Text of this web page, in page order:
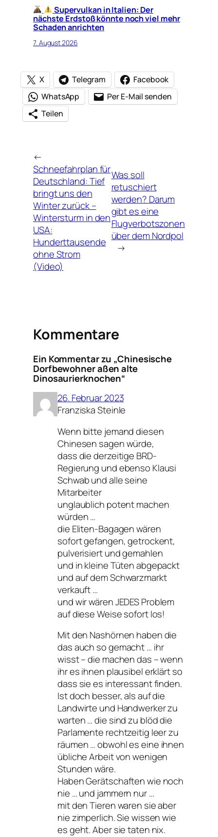
Supervulkan in Italien: Der
nächste Erdstoß könnte noch viel mehr
Schaden anrichten
7. August 2026
X Telegram
Facebook
WhatsApp
Per E-Mail senden
Teilen
←
Schneefahrplan für
Deutschland: Tief
bringt uns den
Winter zurück –
Wintersturm in den
USA:
Hunderttausende
ohne Strom
(Video)
Was soll
retuschiert
werden? Darum
gibt es eine
Flugverbotszonen
über dem Nordpol
→
Kommentare
Ein Kommentar zu „Chinesische
Dorfbewohner aßen alte
Dinosaurierknochen“
26. Februar 2023
Franziska Steinle
Wenn bitte jemand diesen
Chinesen sagen würde,
dass die derzeitige BRD-
Regierung und ebenso Klausi
Schwab und alle seine
Mitarbeiter
unglaublich potent machen
würden …
die Eliten-Bagagen wären
sofort gefangen, getrockent,
pulverisiert und gemahlen
und in kleine Tüten abgepackt
und auf dem Schwarzmarkt
verkauft …
und wir wären JEDES Problem
auf diese Weise sofort los!
Mit den Nashörnen haben die
das auch so gemacht … ihr
wisst – die machen das – wenn
ihr es ihnen plausibel erklärt so
dass sie es interessant finden.
Ist doch besser, als auf die
Landwirte und Handwerker zu
warten … die sind zu blöd die
Parlamente rechtzeitig leer zu
räumen … obwohl es eine ihnen
übliche Arbeit von wenigen
Stunden wäre.
Haben Gerätschaften wie noch
nie … und jammern nur …
mit den Tieren waren sie aber
nie zimperlich. Sie wissen wie
es geht. Aber sie taten nix.